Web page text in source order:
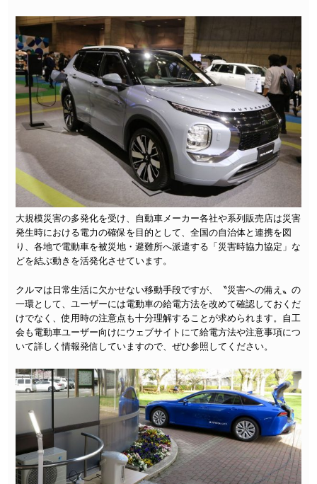
大規模災害の多発化を受け、自動車メーカー各社や系列販売店は災害
発生時における電力の確保を目的として、全国の自治体と連携を図
り、各地で電動車を被災地・避難所へ派遣する「災害時協力協定」な
どを結ぶ動きを活発化させています。
クルマは日常生活に欠かせない移動手段ですが、〝災害への備え〟の
一環として、ユーザーには電動車の給電方法を改めて確認しておくだ
けでなく、使用時の注意点も十分理解することが求められます。自工
会も電動車ユーザー向けにウェブサイトにて給電方法や注意事項につ
いて詳しく情報発信していますので、ぜひ参照してください。